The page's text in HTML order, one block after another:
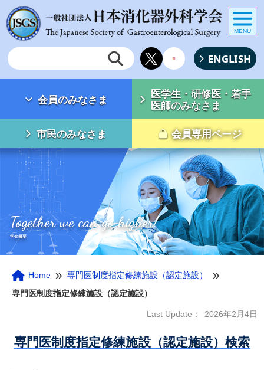
ENGLISH
会員のみなさま
医学生・研修医・若手
医師のみなさま
市民のみなさま 会員専用ページ
MENU
学会概要
Together we can go higher!
Home » 専門医制度指定修練施設（認定施設） »
専門医制度指定修練施設（認定施設）
Last Update： 2026年2月4日
専門医制度指定修練施設（認定施設）検索